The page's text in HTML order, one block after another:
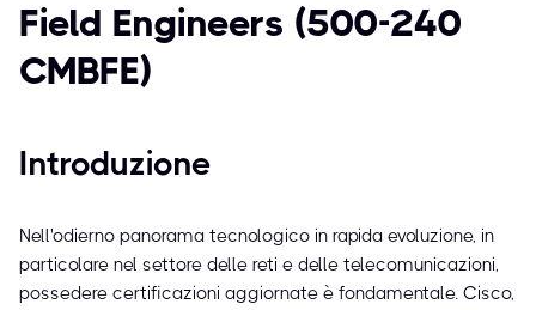
Field Engineers (500-240
CMBFE)
Introduzione
Nell'odierno panorama tecnologico in rapida evoluzione, in
particolare nel settore delle reti e delle telecomunicazioni,
possedere certificazioni aggiornate è fondamentale. Cisco,